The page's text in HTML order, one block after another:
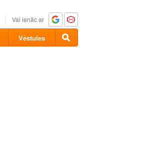
Vai ienāc ar
Vēstules